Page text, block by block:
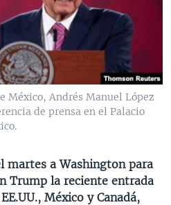
México, Andrés Manuel López
de prensa en el Palacio
martes a Washington para
Trump la reciente entrada
México y Canadá,